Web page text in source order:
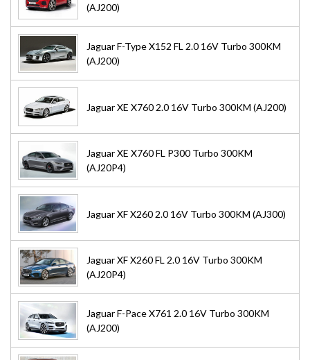
(AJ200)
Jaguar F-Type X152 FL 2.0 16V Turbo 300KM
(AJ200)
Jaguar XE X760 2.0 16V Turbo 300KM (AJ200)
Jaguar XE X760 FL P300 Turbo 300KM
(AJ20P4)
Jaguar XF X260 2.0 16V Turbo 300KM (AJ300)
Jaguar XF X260 FL 2.0 16V Turbo 300KM
(AJ20P4)
Jaguar F-Pace X761 2.0 16V Turbo 300KM
(AJ200)